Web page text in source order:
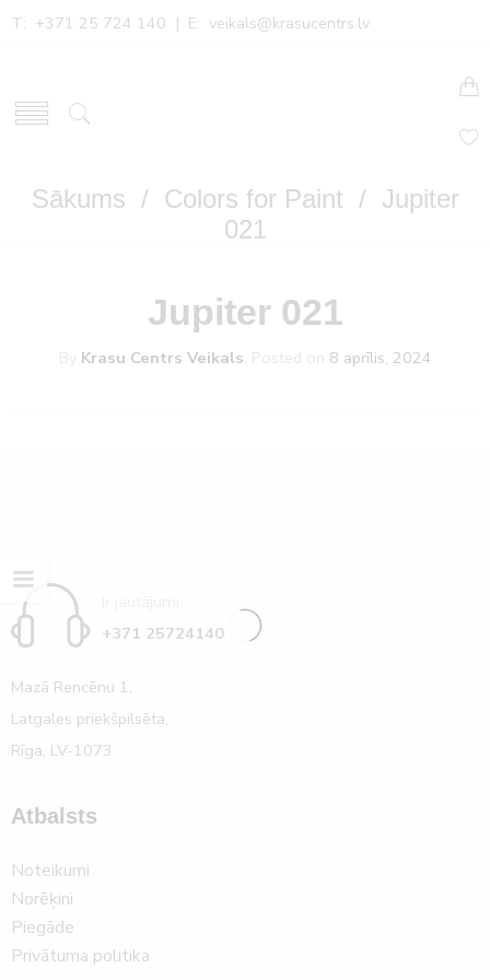
T: +371 25 724 140 | E: veikals@krasucentrs.lv
Sākums / Colors for Paint / Jupiter
021
Jupiter 021
By Krasu Centrs Veikals Posted on 8 aprīlis, 2024
+371 25724140
Mazā Rencēnu 1,
Latgales priekšpilsēta,
Rīga, LV-1073
Atbalsts
Noteikumi
Norēķini
Piegāde
Privātuma politika